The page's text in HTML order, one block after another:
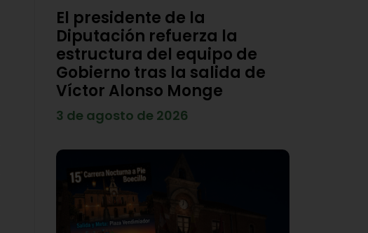
El presidente de la
Diputación refuerza la
estructura del equipo de
Gobierno tras la salida de
Víctor Alonso Monge
3 de agosto de 2026